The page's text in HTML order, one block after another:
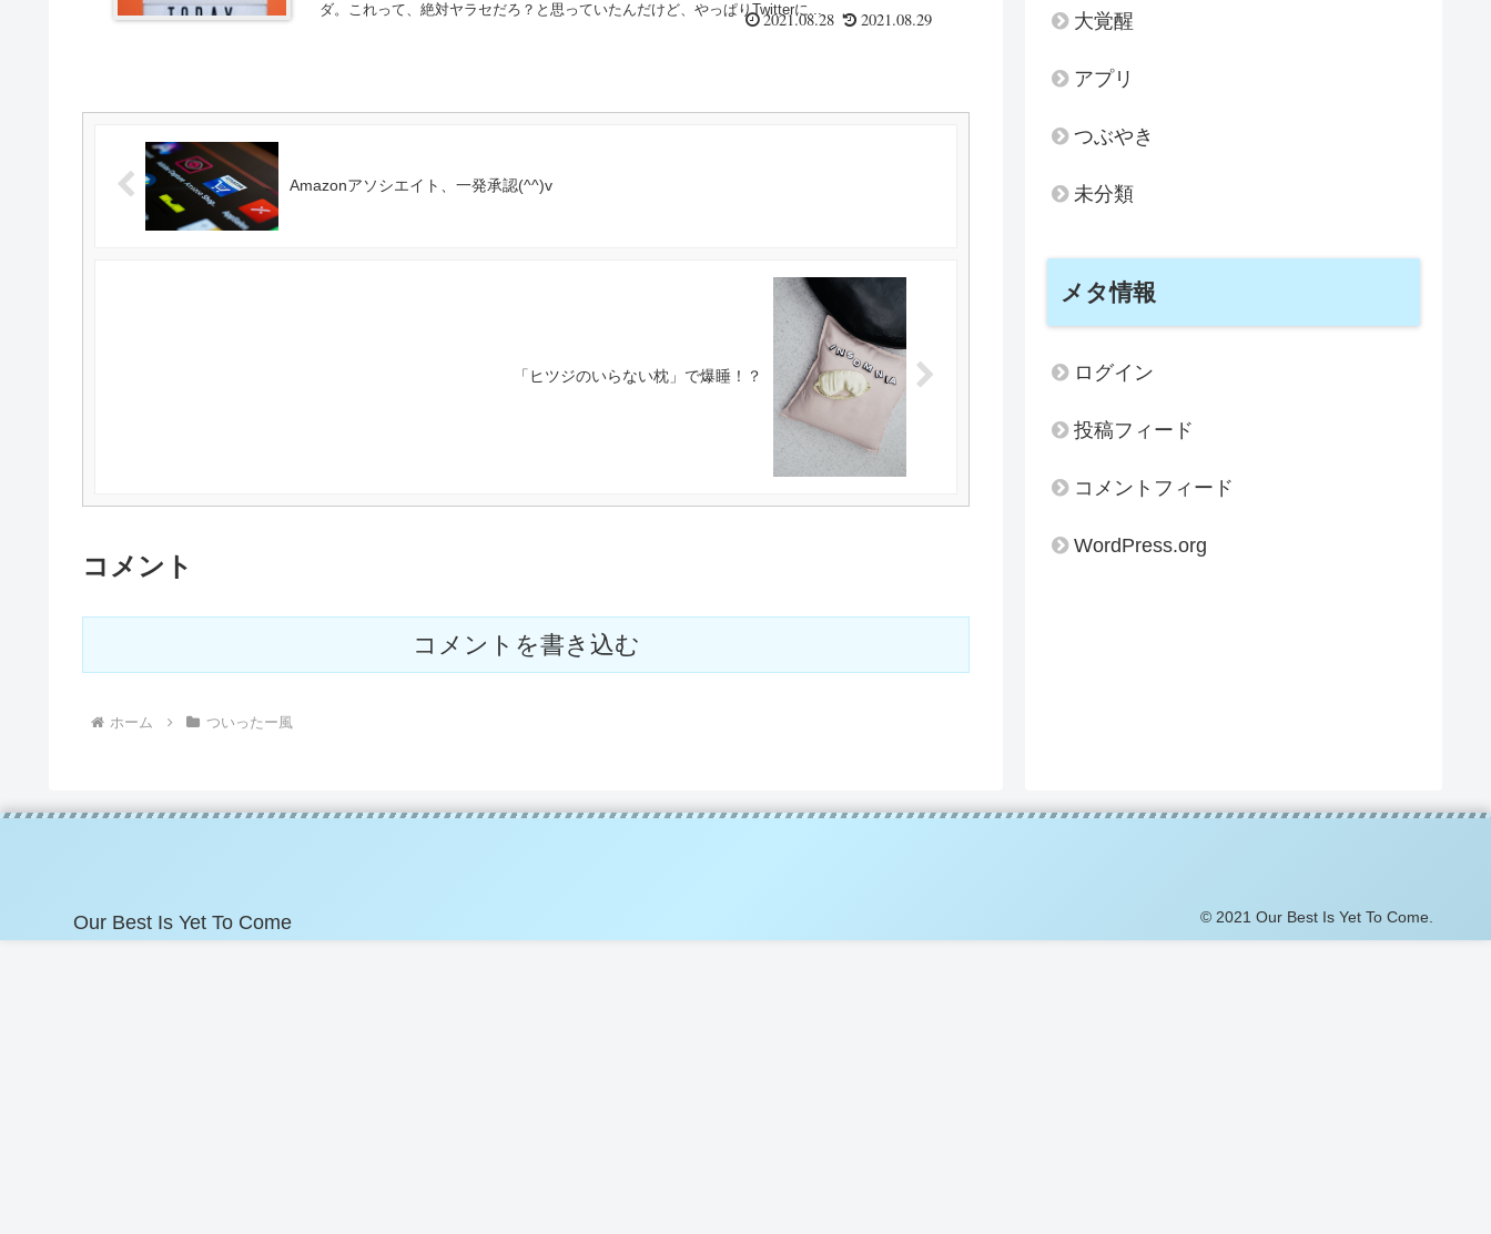
ダ。これって、絶対ヤラセだろ？と思っていたんだけど、やっぱりTwitterに...
2021.08.28 2021.08.29
Amazonアソシエイト、一発承認(^^)v
「ヒツジのいらない枕」で爆睡！？
コメント
コメントを書き込む
ホーム ついったー風
大覚醒
アプリ
つぶやき
未分類
メタ情報
ログイン
投稿フィード
コメントフィード
WordPress.org
Our Best Is Yet To Come © 2021 Our Best Is Yet To Come.